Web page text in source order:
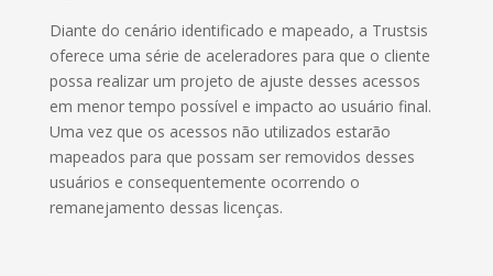
Diante do cenário identificado e mapeado, a Trustsis
oferece uma série de aceleradores para que o cliente
possa realizar um projeto de ajuste desses acessos
em menor tempo possível e impacto ao usuário final.
Uma vez que os acessos não utilizados estarão
mapeados para que possam ser removidos desses
usuários e consequentemente ocorrendo o
remanejamento dessas licenças.